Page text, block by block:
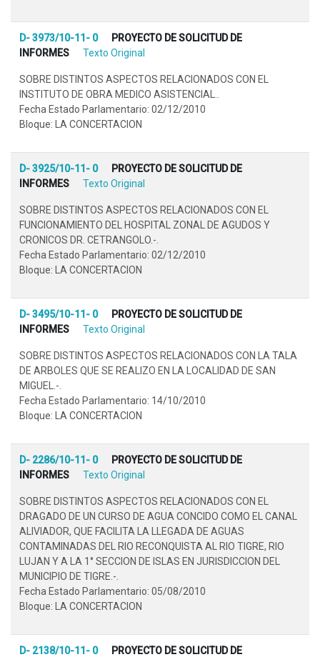
D- 3973/10-11- 0
PROYECTO DE SOLICITUD DE
INFORMES
Texto Original
SOBRE DISTINTOS ASPECTOS RELACIONADOS CON EL
INSTITUTO DE OBRA MEDICO ASISTENCIAL..
Fecha Estado Parlamentario: 02/12/2010
Bloque: LA CONCERTACION
D- 3925/10-11- 0
PROYECTO DE SOLICITUD DE
INFORMES
Texto Original
SOBRE DISTINTOS ASPECTOS RELACIONADOS CON EL
FUNCIONAMIENTO DEL HOSPITAL ZONAL DE AGUDOS Y
CRONICOS DR. CETRANGOLO.-.
Fecha Estado Parlamentario: 02/12/2010
Bloque: LA CONCERTACION
D- 3495/10-11- 0
PROYECTO DE SOLICITUD DE
INFORMES
Texto Original
SOBRE DISTINTOS ASPECTOS RELACIONADOS CON LA TALA
DE ARBOLES QUE SE REALIZO EN LA LOCALIDAD DE SAN
MIGUEL.-.
Fecha Estado Parlamentario: 14/10/2010
Bloque: LA CONCERTACION
D- 2286/10-11- 0
PROYECTO DE SOLICITUD DE
INFORMES
Texto Original
SOBRE DISTINTOS ASPECTOS RELACIONADOS CON EL
DRAGADO DE UN CURSO DE AGUA CONCIDO COMO EL CANAL
ALIVIADOR, QUE FACILITA LA LLEGADA DE AGUAS
CONTAMINADAS DEL RIO RECONQUISTA AL RIO TIGRE, RIO
LUJAN Y A LA 1° SECCION DE ISLAS EN JURISDICCION DEL
MUNICIPIO DE TIGRE.-.
Fecha Estado Parlamentario: 05/08/2010
Bloque: LA CONCERTACION
D- 2138/10-11- 0
PROYECTO DE SOLICITUD DE